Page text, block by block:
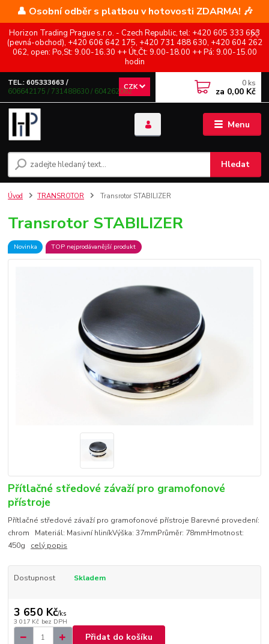
👤 Osobní odběr s platbou v hotovosti ZDARMA! 🎶
Horizon Trading Prague s.r.o. - Czech Republic, tel: +420 605 333 663
(pevná-obchod), +420 606 642 175, +420 731 488 630, +420 604 262
062, open: Po,St: 9.00-16.30 ++ Út,Čt: 9.00-18.00 ++ Pá: 9.00-15.00
hodin
Menu
CZK
Hledat
TEL.: 605333663 /
606642175 / 731488630 / 604262062
0 ks
za 0,00 Kč
Úvod TRANSROTOR Transrotor STABILIZER
Transrotor STABILIZER
Novinka TOP nejprodávanější produkt
Přítlačné středové závaží pro gramofonové
přístroje
Přítlačné středové závaží pro gramofonové přístroje Barevné provedení:
chrom Materiál: Masivní hliníkVýška: 37mmPrůměr: 78mmHmotnost:
450g celý popis
Dostupnost Skladem
3 650 Kč/ks
3 017 Kč bez DPH
Přidat do košíku